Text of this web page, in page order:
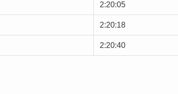
2:20:05
2:20:18
2:20:40